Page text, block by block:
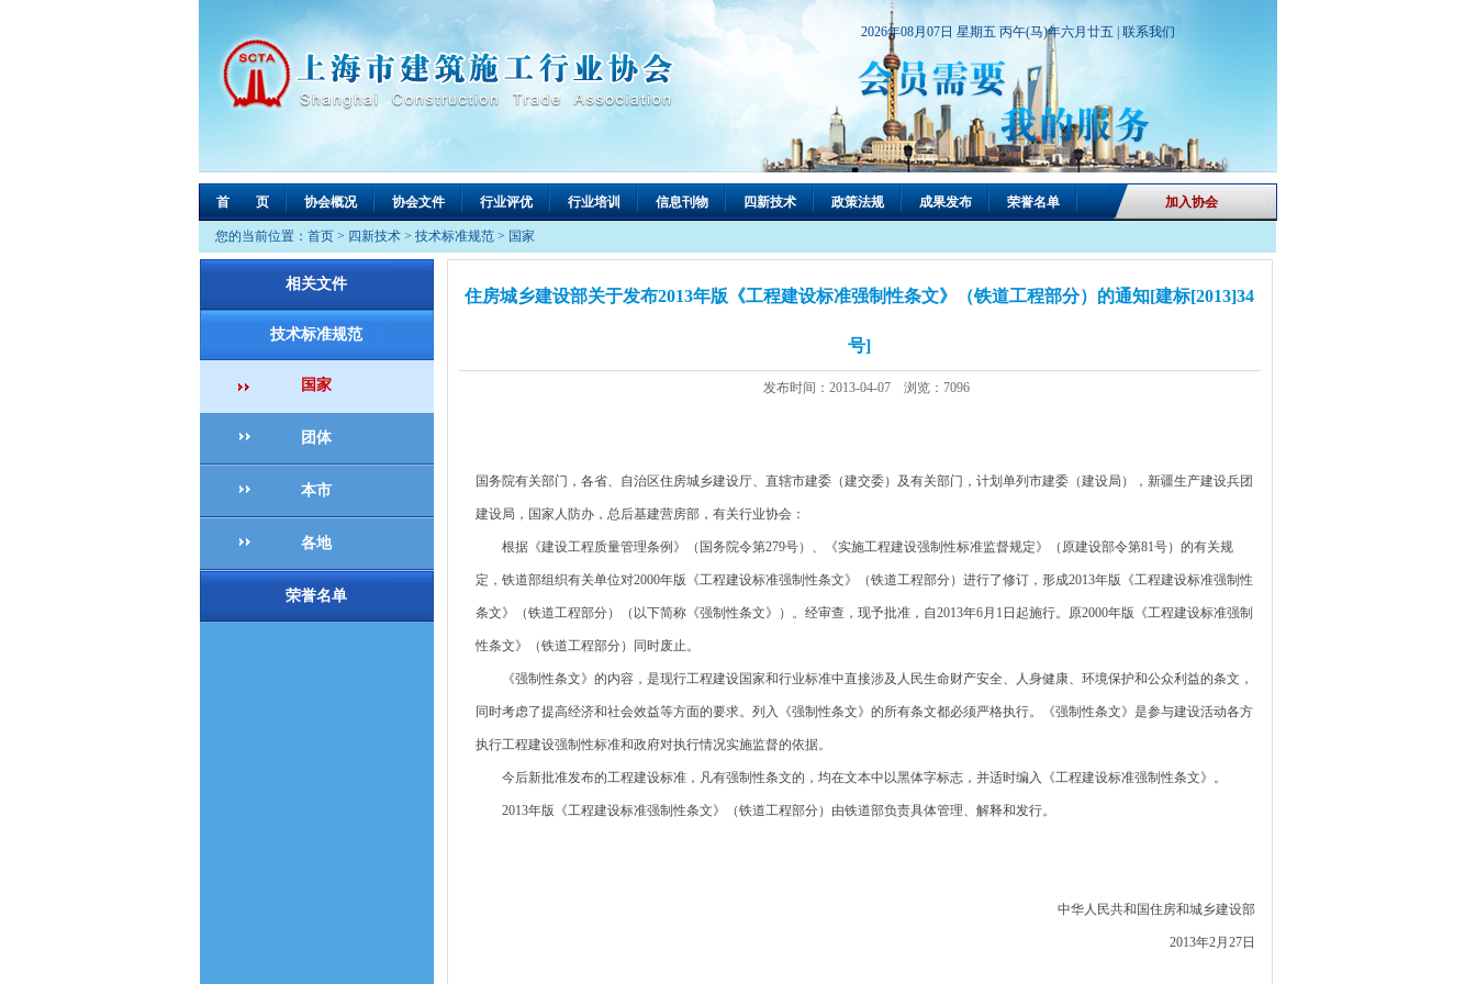
2026年08月07日 星期五 丙午(马)年六月廿五 | 联系我们
首 页 协会概况 协会文件 行业评优 行业培训 信息刊物 四新技术 政策法规 成果发布 荣誉名单 加入协会
您的当前位置： 首页 > 四新技术 > 技术标准规范 > 国家
相关文件
技术标准规范
国家
团体
本市
各地
荣誉名单
住房城乡建设部关于发布2013年版《工程建设标准强制性条文》（铁道工程部分）的通知[建标[2013]34
号]
发布时间：2013-04-07 浏览：7096
国务院有关部门，各省、自治区住房城乡建设厅、直辖市建委（建交委）及有关部门，计划单列市建委（建设局），新疆生产建设兵团
建设局，国家人防办，总后基建营房部，有关行业协会：
根据《建设工程质量管理条例》（国务院令第279号）、《实施工程建设强制性标准监督规定》（原建设部令第81号）的有关规
定，铁道部组织有关单位对2000年版《工程建设标准强制性条文》（铁道工程部分）进行了修订，形成2013年版《工程建设标准强制性
条文》（铁道工程部分）（以下简称《强制性条文》）。经审查，现予批准，自2013年6月1日起施行。原2000年版《工程建设标准强制
性条文》（铁道工程部分）同时废止。
《强制性条文》的内容，是现行工程建设国家和行业标准中直接涉及人民生命财产安全、人身健康、环境保护和公众利益的条文，
同时考虑了提高经济和社会效益等方面的要求。列入《强制性条文》的所有条文都必须严格执行。《强制性条文》是参与建设活动各方
执行工程建设强制性标准和政府对执行情况实施监督的依据。
今后新批准发布的工程建设标准，凡有强制性条文的，均在文本中以黑体字标志，并适时编入《工程建设标准强制性条文》。
2013年版《工程建设标准强制性条文》（铁道工程部分）由铁道部负责具体管理、解释和发行。
中华人民共和国住房和城乡建设部
2013年2月27日